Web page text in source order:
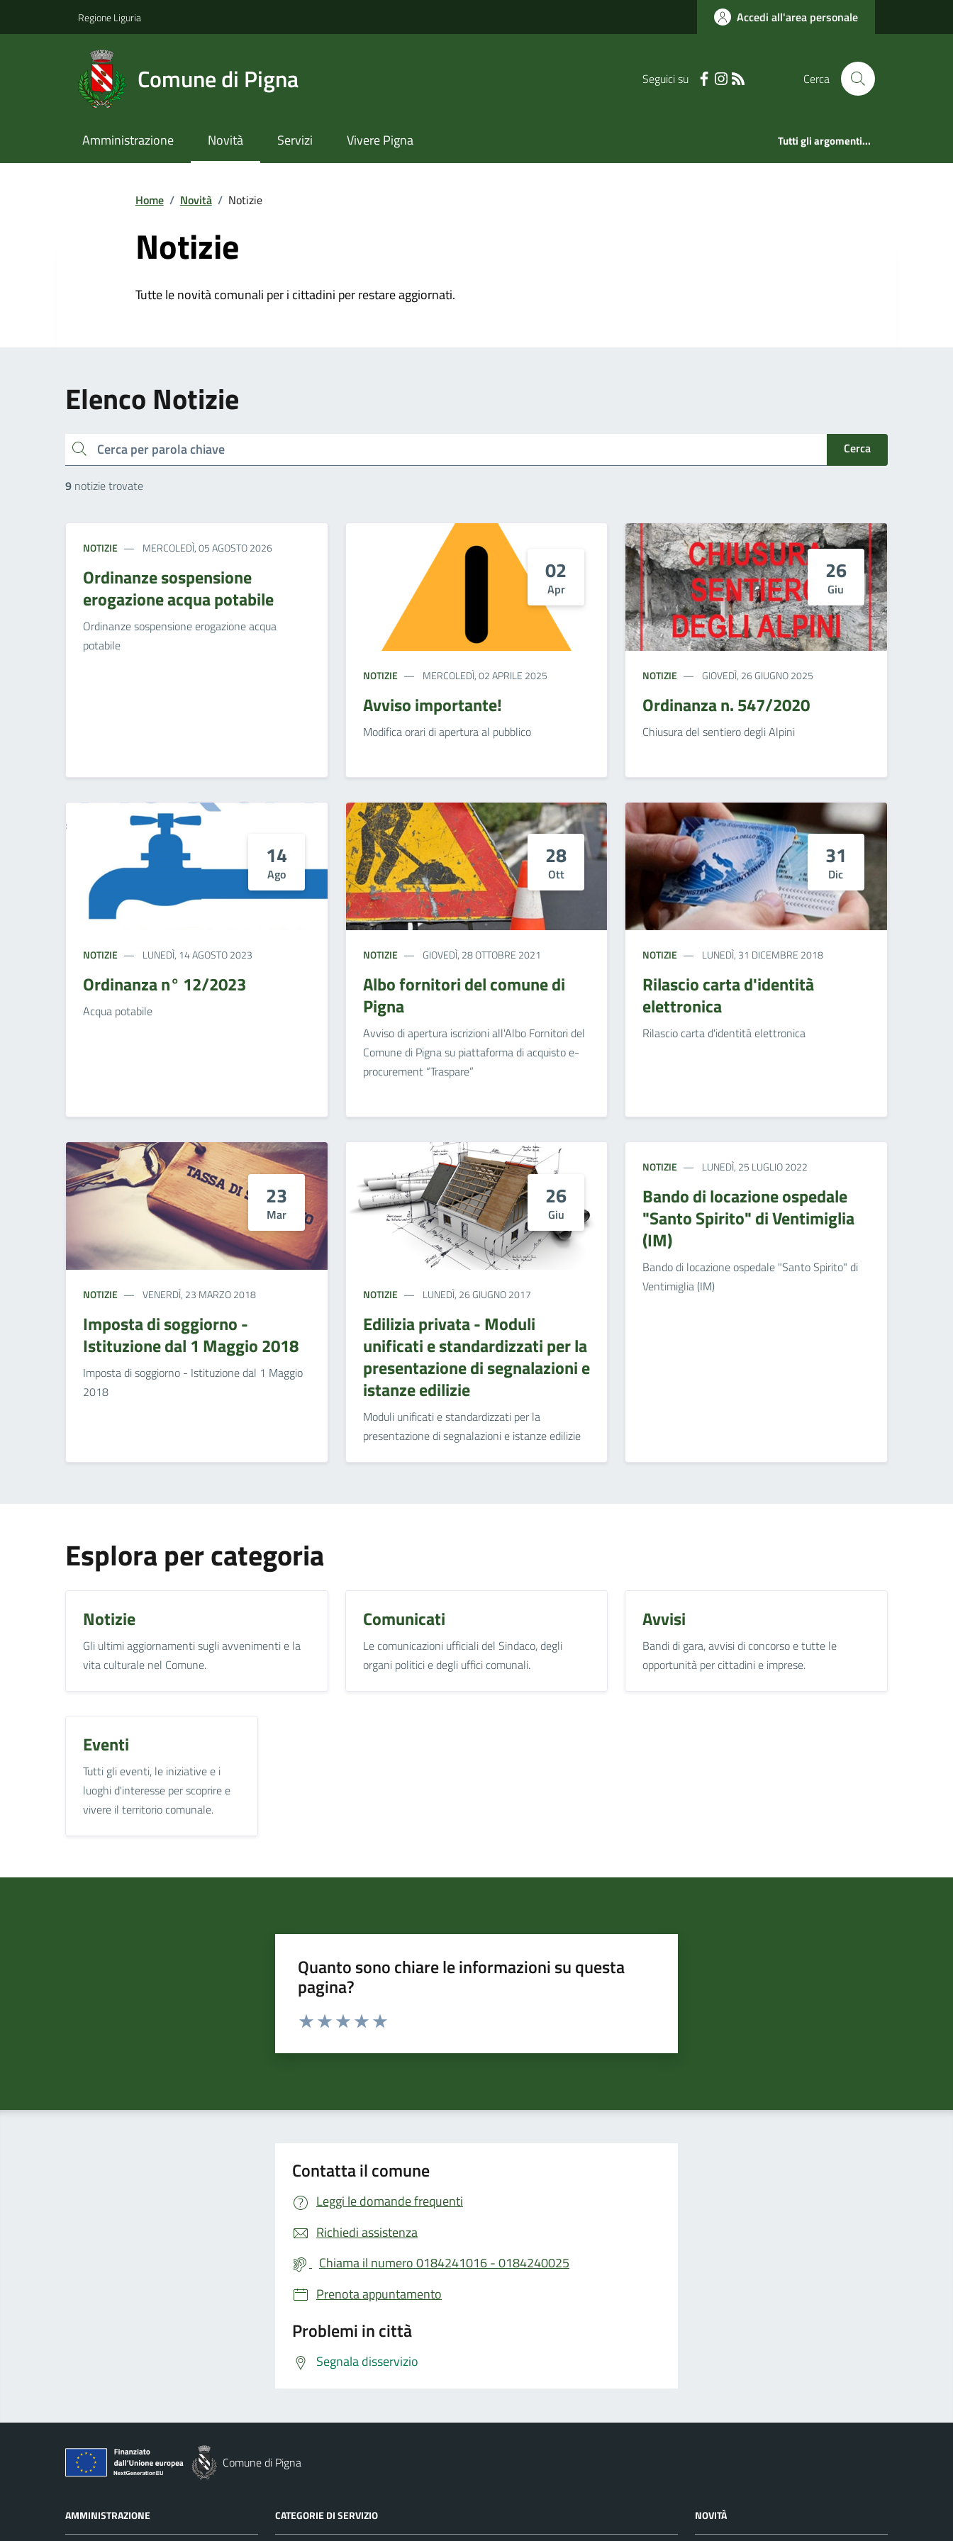
Regione Liguria Accedi all'area personale
Comune di Pigna Seguici su Cerca
Amministrazione Novità Servizi Vivere Pigna Tutti gli argomenti...
Home / Novità / Notizie
Notizie
Tutte le novità comunali per i cittadini per restare aggiornati.
Elenco Notizie
cerca Cerca
9 notizie trovate
NOTIZIE MERCOLEDÌ, 05 AGOSTO 2026
Ordinanze sospensione
erogazione acqua potabile
Ordinanze sospensione erogazione acqua
potabile
02
Apr
NOTIZIE MERCOLEDÌ, 02 APRILE 2025
Avviso importante!
Modifica orari di apertura al pubblico
26
Giu
NOTIZIE GIOVEDÌ, 26 GIUGNO 2025
Ordinanza n. 547/2020
Chiusura del sentiero degli Alpini
14
Ago
NOTIZIE LUNEDÌ, 14 AGOSTO 2023
Ordinanza n° 12/2023
Acqua potabile
28
Ott
NOTIZIE GIOVEDÌ, 28 OTTOBRE 2021
Albo fornitori del comune di
Pigna
Avviso di apertura iscrizioni all'Albo Fornitori del
Comune di Pigna su piattaforma di acquisto e-
procurement “Traspare”
31
Dic
NOTIZIE LUNEDÌ, 31 DICEMBRE 2018
Rilascio carta d'identità
elettronica
Rilascio carta d'identità elettronica
23
Mar
NOTIZIE VENERDÌ, 23 MARZO 2018
Imposta di soggiorno -
Istituzione dal 1 Maggio 2018
Imposta di soggiorno - Istituzione dal 1 Maggio
2018
26
Giu
NOTIZIE LUNEDÌ, 26 GIUGNO 2017
Edilizia privata - Moduli
unificati e standardizzati per la
presentazione di segnalazioni e
istanze edilizie
Moduli unificati e standardizzati per la
presentazione di segnalazioni e istanze edilizie
NOTIZIE LUNEDÌ, 25 LUGLIO 2022
Bando di locazione ospedale
"Santo Spirito" di Ventimiglia
(IM)
Bando di locazione ospedale "Santo Spirito" di
Ventimiglia (IM)
Esplora per categoria
Notizie
Gli ultimi aggiornamenti sugli avvenimenti e la
vita culturale nel Comune.
Comunicati
Le comunicazioni ufficiali del Sindaco, degli
organi politici e degli uffici comunali.
Avvisi
Bandi di gara, avvisi di concorso e tutte le
opportunità per cittadini e imprese.
Eventi
Tutti gli eventi, le iniziative e i
luoghi d'interesse per scoprire e
vivere il territorio comunale.
Quanto sono chiare le informazioni su questa
pagina?
Valuta da 1 a 5 stelle la pagina
Contatta il comune
Leggi le domande frequenti
Richiedi assistenza
Chiama il numero 0184241016 - 0184240025
Prenota appuntamento
Problemi in città
Segnala disservizio
Comune di Pigna
AMMINISTRAZIONE CATEGORIE DI SERVIZIO NOVITÀ